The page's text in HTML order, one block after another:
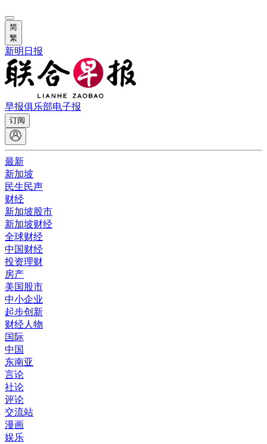
简
繁
新明日报
早报俱乐部电子报
订阅
最新
新加坡
民生民声
财经
新加坡股市
新加坡财经
全球财经
中国财经
投资理财
房产
美国股市
中小企业
起步创新
财经人物
国际
中国
东南亚
言论
社论
评论
交流站
漫画
娱乐